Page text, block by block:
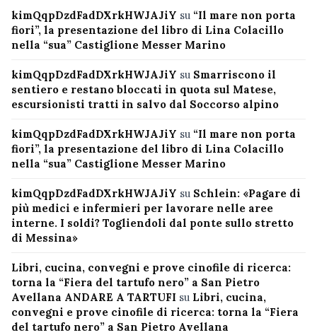
kimQqpDzdFadDXrkHWJAJiY su “Il mare non porta
fiori”, la presentazione del libro di Lina Colacillo
nella “sua” Castiglione Messer Marino
kimQqpDzdFadDXrkHWJAJiY su Smarriscono il
sentiero e restano bloccati in quota sul Matese,
escursionisti tratti in salvo dal Soccorso alpino
kimQqpDzdFadDXrkHWJAJiY su “Il mare non porta
fiori”, la presentazione del libro di Lina Colacillo
nella “sua” Castiglione Messer Marino
kimQqpDzdFadDXrkHWJAJiY su Schlein: «Pagare di
più medici e infermieri per lavorare nelle aree
interne. I soldi? Togliendoli dal ponte sullo stretto
di Messina»
Libri, cucina, convegni e prove cinofile di ricerca:
torna la “Fiera del tartufo nero” a San Pietro
Avellana ANDARE A TARTUFI su Libri, cucina,
convegni e prove cinofile di ricerca: torna la “Fiera
del tartufo nero” a San Pietro Avellana